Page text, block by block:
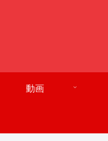
動画